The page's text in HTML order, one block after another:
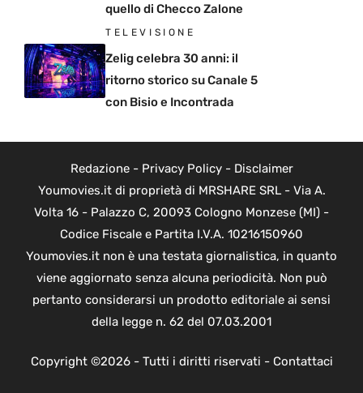
quello di Checco Zalone
TELEVISIONE
Zelig celebra 30 anni: il
ritorno storico su Canale 5
con Bisio e Incontrada
Redazione- Privacy Policy- Disclaimer
Youmovies.it di proprietà di MRSHARE SRL - Via A.
Volta 16 - Palazzo C, 20093 Cologno Monzese (MI) -
Codice Fiscale e Partita I.V.A. 10216150960
Youmovies.it non è una testata giornalistica, in quanto
viene aggiornato senza alcuna periodicità. Non può
pertanto considerarsi un prodotto editoriale ai sensi
della legge n. 62 del 07.03.2001
Copyright ©2026 - Tutti i diritti riservati - Contattaci